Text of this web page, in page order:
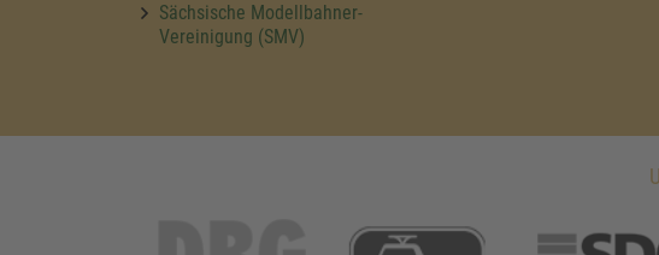
Sächsische Modellbahner-
Vereinigung (SMV)